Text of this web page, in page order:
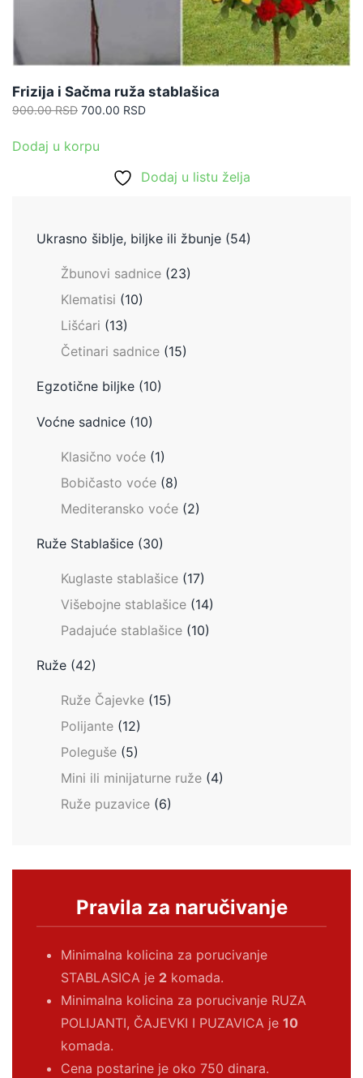
Frizija i Sačma ruža stablašica
900.00RSD Originalna
je
900.00 RSD.
700.00 RSDTrenutna
Dodaj u korpu
Dodaj u listu želja
Ukrasno šiblje, biljke ili žbunje (54)
Žbunovi sadnice (23)
Klematisi (10)
Lišćari (13)
Četinari sadnice (15)
Egzotične biljke (10)
Voćne sadnice (10)
Klasično voće (1)
Bobičasto voće (8)
Mediteransko voće (2)
Ruže Stablašice (30)
Kuglaste stablašice (17)
Višebojne stablašice (14)
Padajuće stablašice (10)
Ruže (42)
Ruže Čajevke (15)
Polijante (12)
Poleguše (5)
Mini ili minijaturne ruže (4)
Ruže puzavice (6)
Pravila za naručivanje
Minimalna kolicina za porucivanje
STABLASICA je 2 komada.
Minimalna kolicina za porucivanje RUZA
POLIJANTI, ČAJEVKI I PUZAVICA je 10
komada.
Cena postarine je oko 750 dinara.